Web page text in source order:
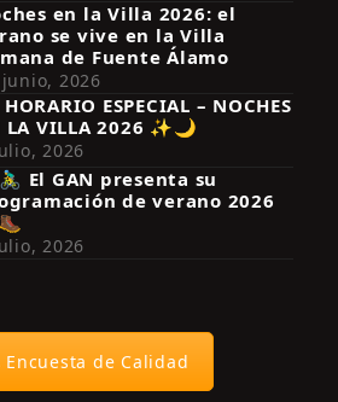
en Instagram
en la Villa 2026: el
se vive en la Villa
de Fuente Álamo
2026
ESPECIAL – NOCHES
LA VILLA 2026 ✨🌙
2026
El GAN presenta su
de verano 2026
2026
Encuesta de Calidad